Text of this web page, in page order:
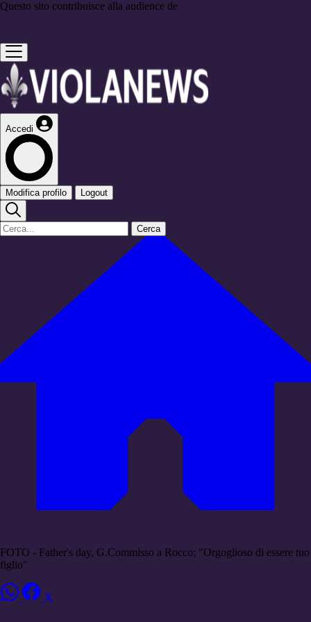
Questo sito contribuisce alla audience de
Accedi
Modifica profilo Logout
Cerca
FOTO - Father's day, G.Commisso a Rocco: "Orgoglioso di essere tuo
figlio"